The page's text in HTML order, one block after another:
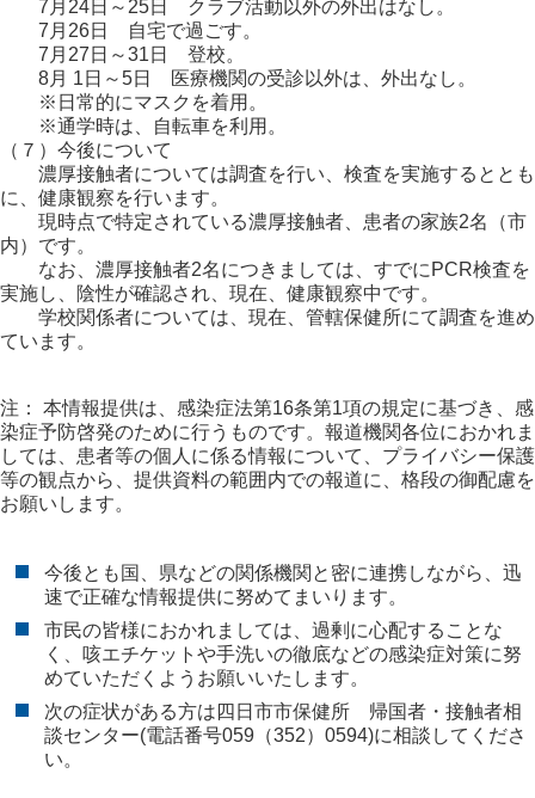
7月24日～25日 クラブ活動以外の外出はなし。
7月26日 自宅で過ごす。
7月27日～31日 登校。
8月 1日～5日 医療機関の受診以外は、外出なし。
※日常的にマスクを着用。
※通学時は、自転車を利用。
（７）今後について
濃厚接触者については調査を行い、検査を実施するととも
に、健康観察を行います。
現時点で特定されている濃厚接触者、患者の家族2名（市
内）です。
なお、濃厚接触者2名につきましては、すでにPCR検査を
実施し、陰性が確認され、現在、健康観察中です。
学校関係者については、現在、管轄保健所にて調査を進め
ています。
注： 本情報提供は、感染症法第16条第1項の規定に基づき、感
染症予防啓発のために行うものです。報道機関各位におかれま
しては、患者等の個人に係る情報について、プライバシー保護
等の観点から、提供資料の範囲内での報道に、格段の御配慮を
お願いします。
今後とも国、県などの関係機関と密に連携しながら、迅
速で正確な情報提供に努めてまいります。
市民の皆様におかれましては、過剰に心配することな
く、咳エチケットや手洗いの徹底などの感染症対策に努
めていただくようお願いいたします。
次の症状がある方は四日市市保健所 帰国者・接触者相
談センター(電話番号059（352）0594)に相談してくださ
い。